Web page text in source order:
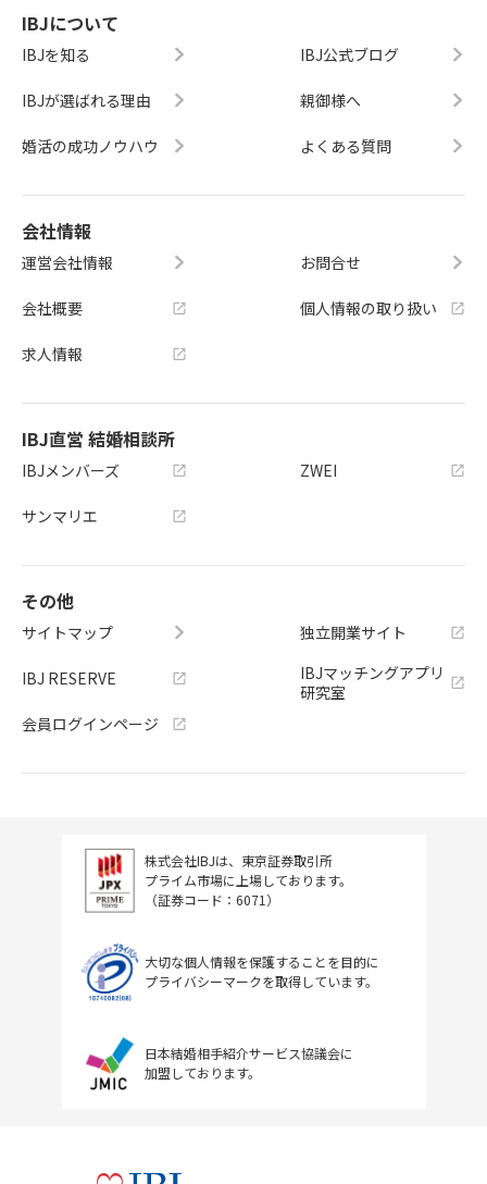
IBJについて
IBJを知る
IBJが選ばれる理由
婚活の成功ノウハウ
IBJ公式ブログ
親御様へ
よくある質問
会社情報
運営会社情報
会社概要
求人情報
お問合せ
個人情報の取り扱い
IBJ直営 結婚相談所
IBJメンバーズ
サンマリエ
ZWEI
その他
サイトマップ
IBJ RESERVE
会員ログインページ
独立開業サイト
IBJマッチングアプリ
研究室
株式会社IBJは、東京証券取引所
プライム市場に上場しております。
（証券コード：6071）
大切な個人情報を保護することを目的に
プライバシーマークを取得しています。
日本結婚相手紹介サービス協議会に
加盟しております。